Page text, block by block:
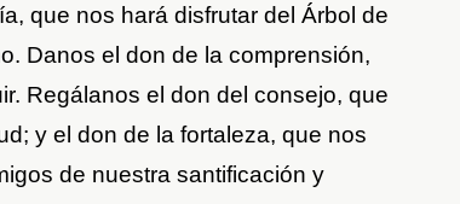
que nos hará disfrutar del Árbol de
Danos el don de la comprensión,
Regálanos el don del consejo, que
y el don de la fortaleza, que nos
de nuestra santificación y